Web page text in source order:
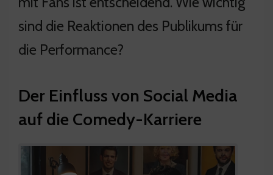
sind die Reaktionen des Publikums für
die Performance?
Der Einfluss von Social Media
auf die Comedy-Karriere